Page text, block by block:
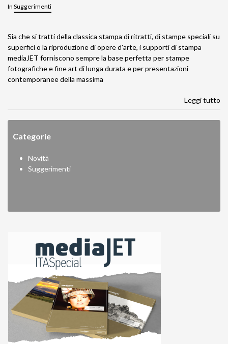
In Suggerimenti
Sia che si tratti della classica stampa di ritratti, di stampe speciali su
superfici o la riproduzione di opere d'arte, i supporti di stampa
mediaJET forniscono sempre la base perfetta per stampe
fotografiche e fine art di lunga durata e per presentazioni
contemporanee della massima
Leggi tutto
Categorie
Novità
Suggerimenti